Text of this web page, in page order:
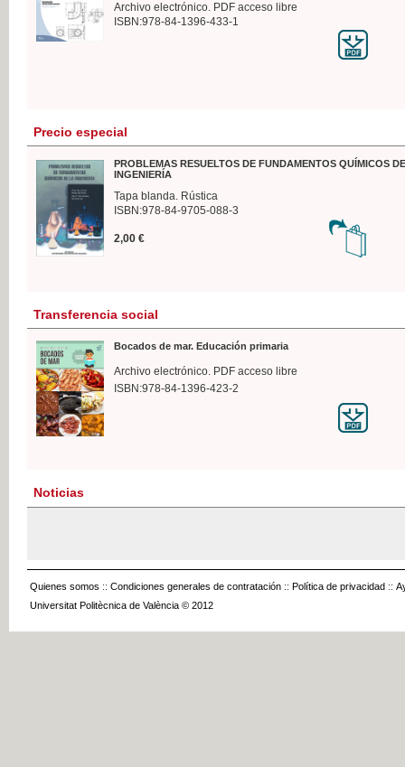
Archivo electrónico. PDF acceso libre
ISBN:978-84-1396-433-1
Precio especial
PROBLEMAS RESUELTOS DE FUNDAMENTOS QUÍMICOS
INGENIERÍA
Tapa blanda. Rústica
ISBN:978-84-9705-088-3
2,00 €
Transferencia social
Bocados de mar. Educación primaria
Archivo electrónico. PDF acceso libre
ISBN:978-84-1396-423-2
Noticias
Quienes somos :: Condiciones generales de contratación :: Política de privacidad ::
Universitat Politècnica de València © 2012